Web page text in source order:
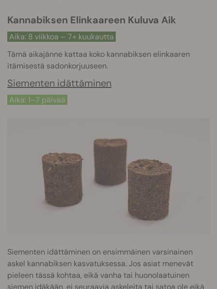
Kannabiksen Elinkaareen Kuluva Aik
Aika: 8 viikkoa – 7+ kuukautta
Tämä aikajänne kattaa koko kannabiksen elinkaaren
itämisestä sadonkorjuuseen.
Siementen idättäminen
Aika: 1–7 päivää
Siementen idättäminen on ensimmäinen varsinainen
askel kannabiksen kasvatuksessa. Jos asiat menevät
pieleen tässä kohtaa, eikä vanha tai huonolaatuinen
siemen idäkään, ei seuraavia askeleita tai satoa ole eikä